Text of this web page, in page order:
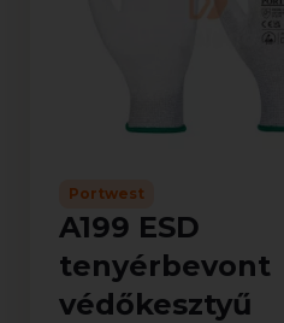
Portwest
A199 ESD
tenyérbevont
védőkesztyű